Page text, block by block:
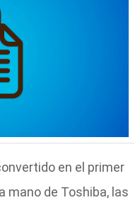
en el primer
mano de Toshiba, las